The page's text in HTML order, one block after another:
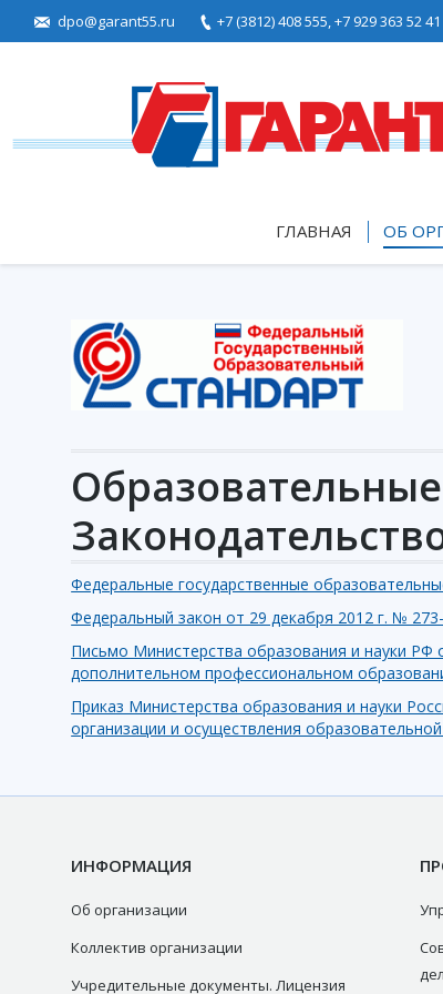
dpo@garant55.ru +7 (3812) 408 555, +7 929 363 52 41
ГЛАВНАЯ ОБ
Федеральные государственные
Федеральный закон от 29 декабря 2012 г. №
Письмо Министерства образования и науки РФ
дополнительном профессиональном
Приказ Министерства образования и науки
организации и осуществления
ИНФОРМАЦИЯ
Об организации
Коллектив организации
Учредительные документы. Лицензия